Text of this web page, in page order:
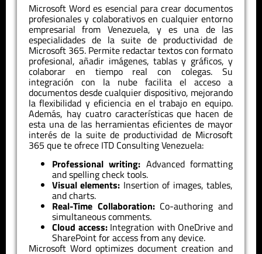
Microsoft Word es esencial para crear documentos
profesionales y colaborativos en cualquier entorno
empresarial from Venezuela, y es una de las
especialidades de la suite de productividad de
Microsoft 365. Permite redactar textos con formato
profesional, añadir imágenes, tablas y gráficos, y
colaborar en tiempo real con colegas. Su
integración con la nube facilita el acceso a
documentos desde cualquier dispositivo, mejorando
la flexibilidad y eficiencia en el trabajo en equipo.
Además, hay cuatro características que hacen de
esta una de las herramientas eficientes de mayor
interés de la suite de productividad de Microsoft
365 que te ofrece ITD ConsultingVenezuela:
Professional writing: Advanced formatting
and spelling check tools.
Visual elements: Insertion of images, tables,
and charts.
Real-Time Collaboration:Co-authoring and
simultaneous comments.
Cloud access:Integration with OneDrive and
SharePoint for access from any device.
Microsoft Word optimizes document creation and